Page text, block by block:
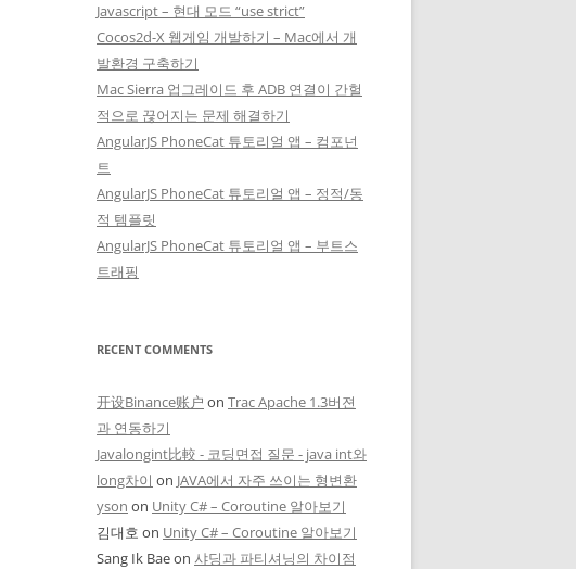
Javascript – 현대 모드 “use strict”
Cocos2d-X 웹게임 개발하기 – Mac에서 개
발환경 구축하기
Mac Sierra 업그레이드 후 ADB 연결이 간헐
적으로 끊어지는 문제 해결하기
AngularJS PhoneCat 튜토리얼 앱 – 컴포넌
트
AngularJS PhoneCat 튜토리얼 앱 – 정적/동
적 템플릿
AngularJS PhoneCat 튜토리얼 앱 – 부트스
트래핑
RECENT COMMENTS
开设Binance账户 on Trac Apache 1.3버젼
과 연동하기
Javalongint比較 - 코딩면접 질문 - java int와
long차이 on JAVA에서 자주 쓰이는 형변환
yson on Unity C# – Coroutine 알아보기
김대호 on Unity C# – Coroutine 알아보기
Sang Ik Baeon 샤딩과 파티셔닝의 차이점